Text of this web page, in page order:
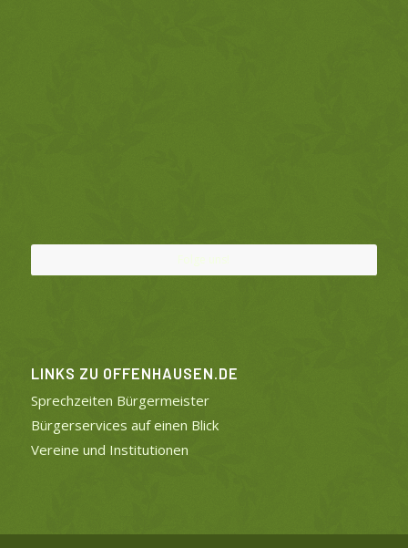
Folge uns!
LINKS ZU OFFENHAUSEN.DE
Sprechzeiten Bürgermeister
Bürgerservices auf einen Blick
Vereine und Institutionen